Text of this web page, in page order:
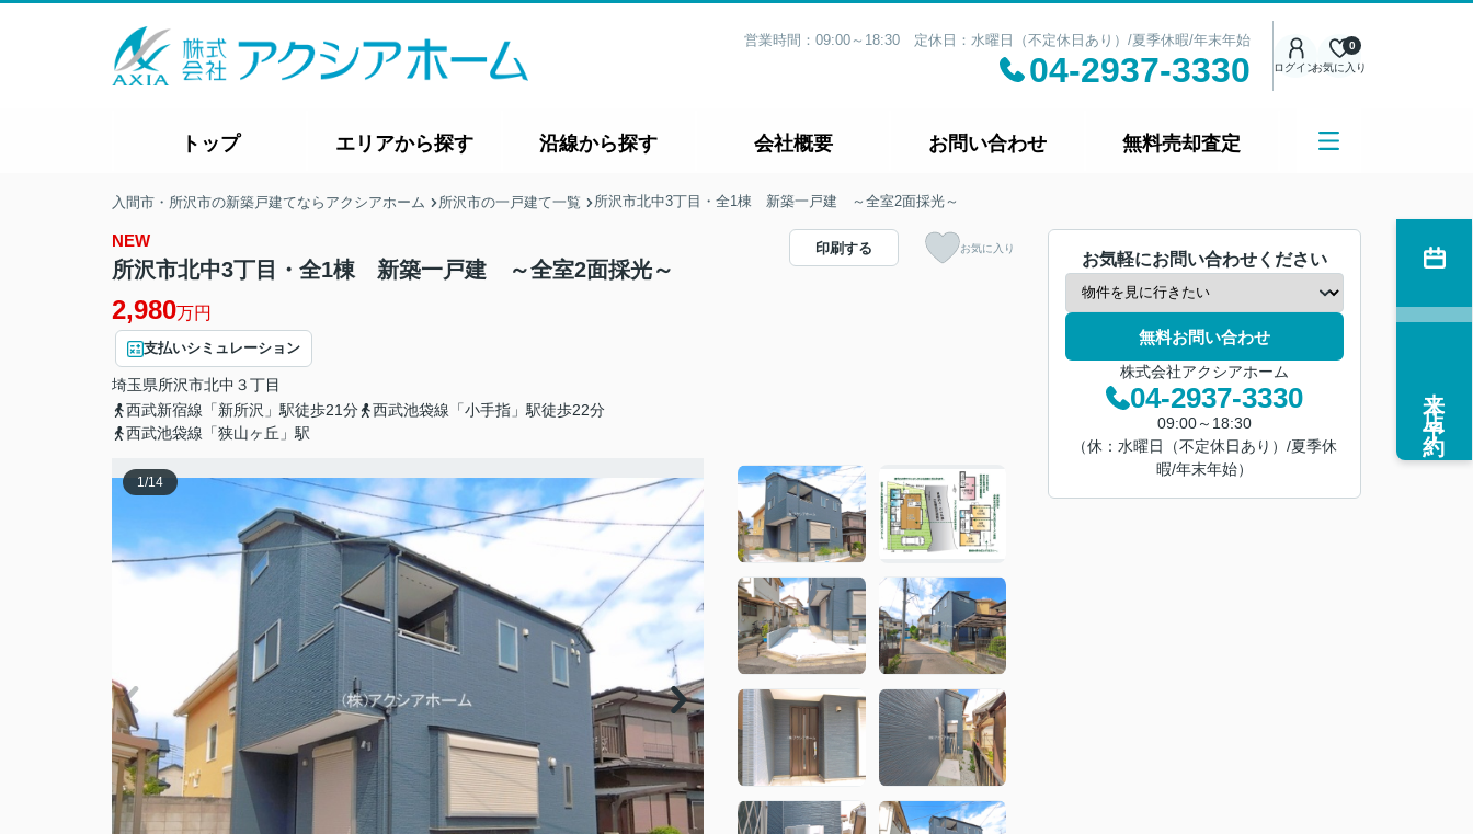
営業時間：09:00～18:30 定休日：水曜日（不定休日あり）/夏季休暇/年末年始
04-2937-3330 ログインお気に入り
0
トップ エリアから探す 沿線から探す 会社概要 お問い合わせ 無料売却査定
入間市・所沢市の新築戸建てならアクシアホーム 所沢市の一戸建て一覧 所沢市北中3丁目・全1棟 新築一戸建 ～全室2面採光～
NEW
所沢市北中3丁目・全1棟 新築一戸建 ～全室2面採光～
2,980万円
支払いシミュレーション
埼玉県所沢市北中 ３丁目
西武新宿線「新所沢」駅徒歩21分
西武池袋線「小手指」駅徒歩22分
西武池袋線「狭山ヶ丘」駅
印刷する お気に入り
1/14
お気軽にお問い合わせください
無料お問い合わせ
株式会社アクシアホーム
04-2937-3330
09:00～18:30
（休：水曜日（不定休日あり）/夏季休
暇/年末年始）
来店予約